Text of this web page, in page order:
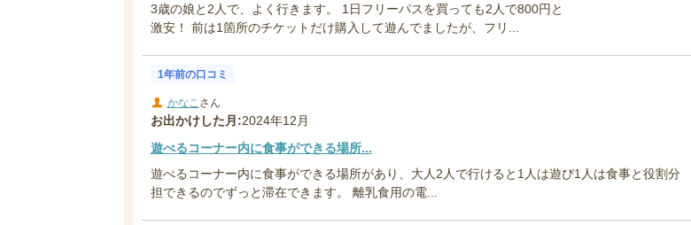
3歳の娘と2人で、よく行きます。 1日フリーパスを買っても2人で800円と
激安！ 前は1箇所のチケットだけ購入して遊んでましたが、フリ...
1年前の口コミ
かなこ さん
お出かけした月:2024年12月
遊べるコーナー内に食事ができる場所...
遊べるコーナー内に食事ができる場所があり、大人2人で行けると1人は遊び1人は食事と役割分
担できるのでずっと滞在できます。 離乳食用の電...